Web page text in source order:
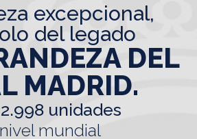
del legado
DEL
MADRID.
2.998 unidades
mundial